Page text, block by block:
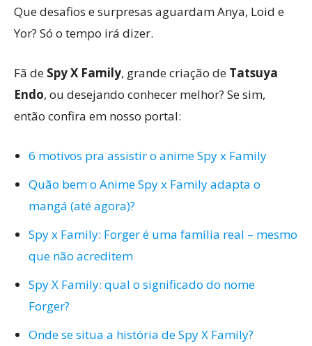
Que desafios e surpresas aguardam Anya, Loid e
Yor? Só o tempo irá dizer.
Fã de Spy X Family, grande criação de Tatsuya
Endo, ou desejando conhecer melhor? Se sim,
então confira em nosso portal:
6 motivos pra assistir o anime Spy x Family
Quão bem o Anime Spy x Family adapta o
mangá (até agora)?
Spy x Family: Forger é uma família real – mesmo
que não acreditem
Spy X Family: qual o significado do nome
Forger?
Onde se situa a história de Spy X Family?